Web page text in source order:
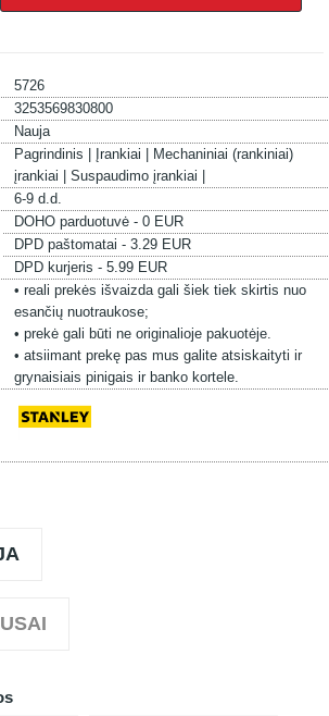
5726
3253569830800
Nauja
Pagrindinis | Įrankiai |
Mechaniniai (rankiniai)
įrankiai | Suspaudimo įrankiai |
6-9 d.d.
DOHO parduotuvė - 0 EUR
DPD paštomatai - 3.29 EUR
DPD kurjeris - 5.99 EUR
• reali prekės išvaizda gali šiek tiek skirtis nuo
esančių nuotraukose;
• prekė gali būti ne originalioje pakuotėje.
• atsiimant prekę pas mus galite atsiskaityti ir
grynaisiais pinigais ir banko kortele.